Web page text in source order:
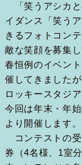
「笑うアシカと
イダンス「笑う
きるフォトコン
敵な笑顔を募集
春恒例のイベン
催してきました
ロッキースタジ
今回は年末・年
より開催します。
コンテストの受
券（4名様、1室